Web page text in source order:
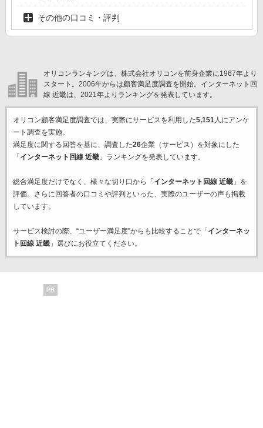
その他の口コミ・評判
オリコンランキングは、株式会社オリコンを前身企業に1967年より
スタート。2006年からは顧客満足度調査を開始。インターネット回
線 近畿は、2021年よりランキングを発表しています。
オリコン顧客満足度調査では、実際にサービスを利用した5,151人にアンケ
ート調査を実施。
満足度に関する回答を基に、調査した26企業（サービス）を対象にした
「インターネット回線 近畿」ランキングを発表しています。
総合満足度だけでなく、様々な切り口から「インターネット回線 近畿」を
評価。さらに回答者の口コミや評判といった、実際のユーザーの声も掲載
しています。
サービス検討の際、“ユーザー満足度”からも比較することで「インターネッ
ト回線 近畿」選びにお役立てください。
PR